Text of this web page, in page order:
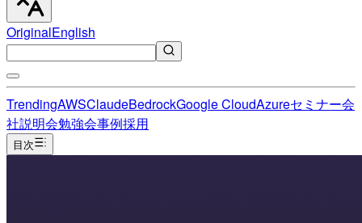
OriginalEnglish
TrendingAWSClaudeBedrockGoogle CloudAzureセミナー会
社説明会勉強会事例採用
目次